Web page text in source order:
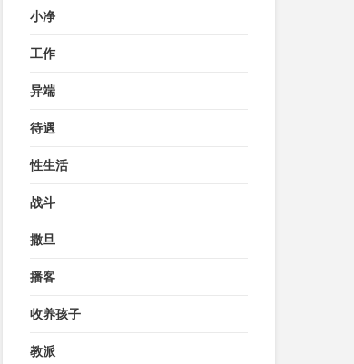
小净
工作
异端
待遇
性生活
战斗
撒旦
播客
收养孩子
教派